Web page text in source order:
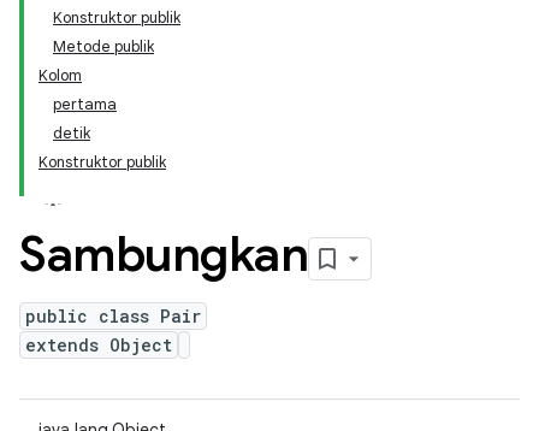
Konstruktor publik
Metode publik
Kolom
pertama
detik
Konstruktor publik
Sambungkan
public class Pair
extends Object